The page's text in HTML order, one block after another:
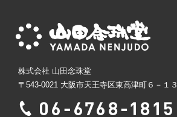
株式会社 山田念珠堂
〒543-0021 大阪市天王寺区東高津町６－１３